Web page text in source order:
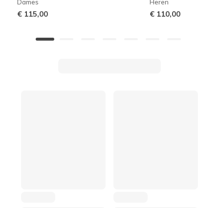
Dames
€ 115,00
Heren
€ 110,00